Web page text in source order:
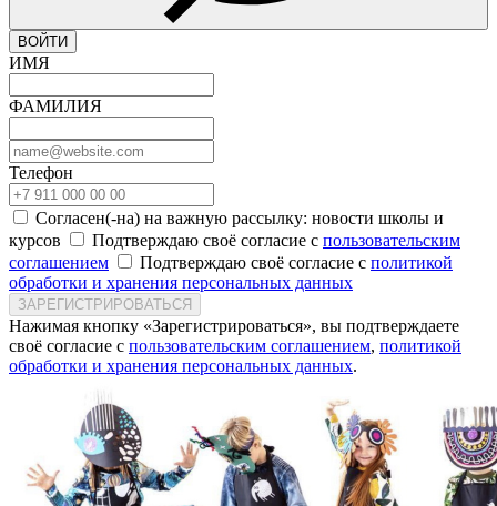
ВОЙТИ
ИМЯ
ФАМИЛИЯ
Телефон
Согласен(-на) на важную рассылку: новости школы и
курсов
Подтверждаю своё согласие с пользовательским
соглашением
Подтверждаю своё согласие с политикой
обработки и хранения персональных данных
ЗАРЕГИСТРИРОВАТЬСЯ
Нажимая кнопку «Зарегистрироваться», вы подтверждаете
своё согласие с пользовательским соглашением, политикой
обработки и хранения персональных данных.